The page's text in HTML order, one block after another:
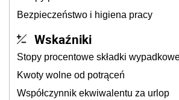
Bezpieczeństwo i higiena pracy
Wskaźniki
Stopy procentowe składki
Kwoty wolne od potrąceń
Współczynnik ekwiwalentu za urlop